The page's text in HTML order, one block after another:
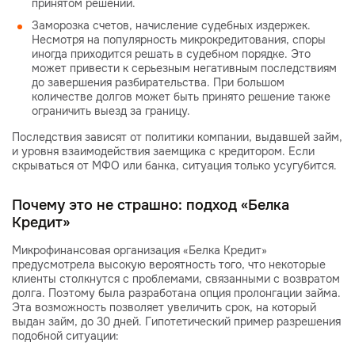
принятом решении.
Заморозка счетов, начисление судебных издержек.
Несмотря на популярность микрокредитования, споры
иногда приходится решать в судебном порядке. Это
может привести к серьезным негативным последствиям
до завершения разбирательства. При большом
количестве долгов может быть принято решение также
ограничить выезд за границу.
Последствия зависят от политики компании, выдавшей займ,
и уровня взаимодействия заемщика с кредитором. Если
скрываться от МФО или банка, ситуация только усугубится.
Почему это не страшно: подход «Белка
Кредит»
Микрофинансовая организация «Белка Кредит»
предусмотрела высокую вероятность того, что некоторые
клиенты столкнутся с проблемами, связанными с возвратом
долга. Поэтому была разработана опция пролонгации займа.
Эта возможность позволяет увеличить срок, на который
выдан займ, до 30 дней. Гипотетический пример разрешения
подобной ситуации: